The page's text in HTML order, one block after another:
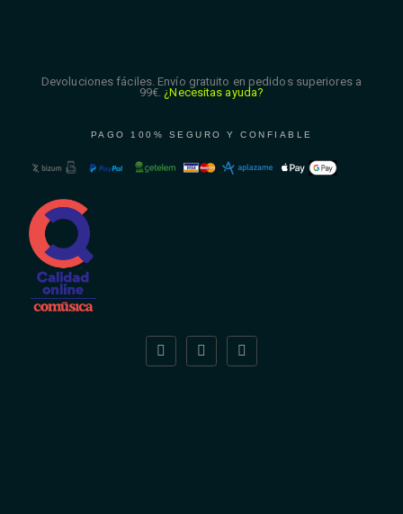
Devoluciones fáciles. Envío gratuito en pedidos superiores a
99€. ¿Necesitas ayuda?
PAGO 100% SEGURO Y CONFIABLE